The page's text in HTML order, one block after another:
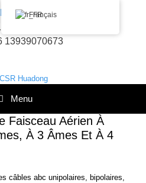
+86 371-86230866
13939070673
Menu
Faisceau Aérien À
À 3 Âmes Et À 4
câbles abc unipolaires, bipolaires,
Français